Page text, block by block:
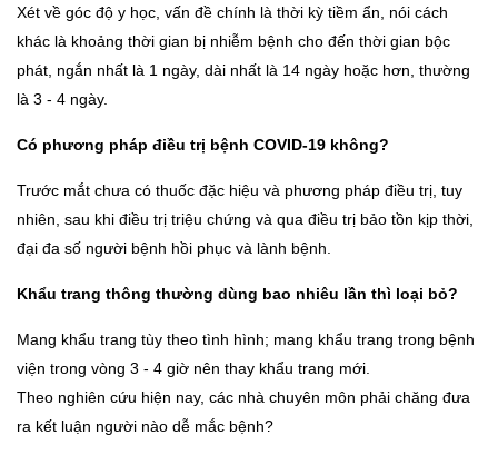
Xét về góc độ y học, vấn đề chính là thời kỳ tiềm ẩn, nói cách
khác là khoảng thời gian bị nhiễm bệnh cho đến thời gian bộc
phát, ngắn nhất là 1 ngày, dài nhất là 14 ngày hoặc hơn, thường
là 3 - 4 ngày.
Có phương pháp điều trị bệnh COVID-19 không?
Trước mắt chưa có thuốc đặc hiệu và phương pháp điều trị, tuy
nhiên, sau khi điều trị triệu chứng và qua điều trị bảo tồn kịp thời,
đại đa số người bệnh hồi phục và lành bệnh.
Khẩu trang thông thường dùng bao nhiêu lần thì loại bỏ?
Mang khẩu trang tùy theo tình hình; mang khẩu trang trong bệnh
viện trong vòng 3 - 4 giờ nên thay khẩu trang mới.
Theo nghiên cứu hiện nay, các nhà chuyên môn phải chăng đưa
ra kết luận người nào dễ mắc bệnh?